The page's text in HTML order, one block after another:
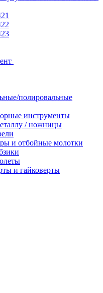
полировальные
инструменты
/ ножницы
и отбойные молотки
и гайковерты